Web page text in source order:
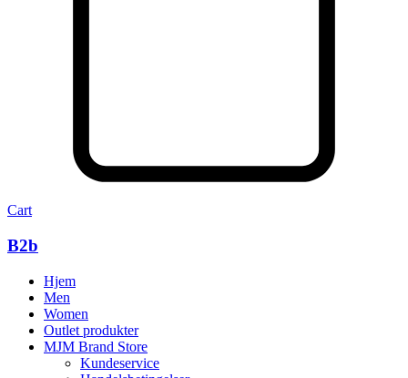
Cart
B2b
Hjem
Men
Women
Outlet produkter
MJM Brand Store
Kundeservice